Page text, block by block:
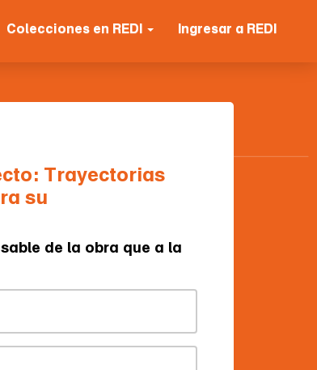
Colecciones en REDI Ingresar a REDI
Trayectorias
su
de la obra que a la